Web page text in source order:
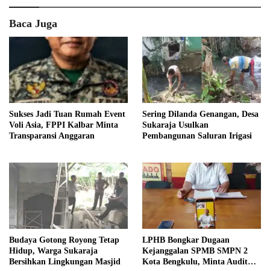
Baca Juga
Sukses Jadi Tuan Rumah Event
Voli Asia, FPPI Kalbar Minta
Transparansi Anggaran
Sering Dilanda Genangan, Desa
Sukaraja Usulkan
Pembangunan Saluran Irigasi
Budaya Gotong Royong Tetap
Hidup, Warga Sukaraja
Bersihkan Lingkungan Masjid
LPHB Bongkar Dugaan
Kejanggalan SPMB SMPN 2
Kota Bengkulu, Minta Audit